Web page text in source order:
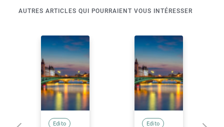
AUTRES ARTICLES QUI POURRAIENT VOUS INTÉRESSER
Edito Edito